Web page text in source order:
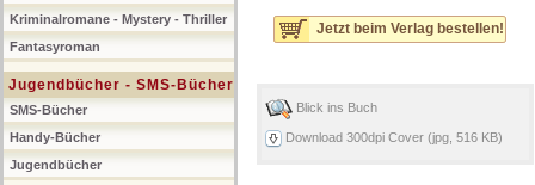
Kriminalromane - Mystery - Thriller
Fantasyroman
Jugendbücher - SMS-Bücher
SMS-Bücher
Handy-Bücher
Jugendbücher
Jetzt beim Verlag bestellen!
Blick ins Buch
Download 300dpi Cover (jpg, 516 KB)